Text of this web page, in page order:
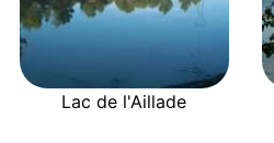
Lac de l'Aillade